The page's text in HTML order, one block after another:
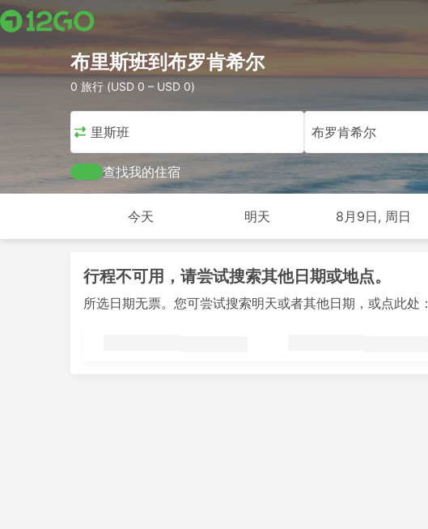
布里斯班到布罗肯希尔
0 旅行 (USD 0 – USD 0)
布里斯班 布罗肯希尔
查找我的住宿
今天 明天 8月9日, 周日
行程不可用，请尝试搜索其他日期或地点。
所选日期无票。您可尝试搜索明天或者其他日期，或点此处：